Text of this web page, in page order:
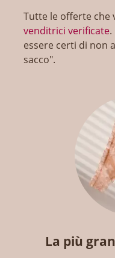
Tutte le offerte che
venditrici verificate
essere certi di non
sacco".
La più